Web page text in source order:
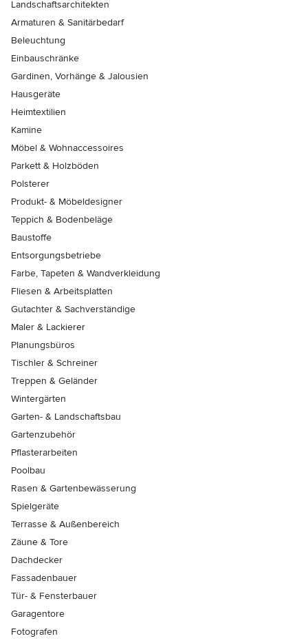
Landschaftsarchitekten
Armaturen & Sanitärbedarf
Beleuchtung
Einbauschränke
Gardinen, Vorhänge & Jalousien
Hausgeräte
Heimtextilien
Kamine
Möbel & Wohnaccessoires
Parkett & Holzböden
Polsterer
Produkt- & Möbeldesigner
Teppich & Bodenbeläge
Baustoffe
Entsorgungsbetriebe
Farbe, Tapeten & Wandverkleidung
Fliesen & Arbeitsplatten
Gutachter & Sachverständige
Maler & Lackierer
Planungsbüros
Tischler & Schreiner
Treppen & Geländer
Wintergärten
Garten- & Landschaftsbau
Gartenzubehör
Pflasterarbeiten
Poolbau
Rasen & Gartenbewässerung
Spielgeräte
Terrasse & Außenbereich
Zäune & Tore
Dachdecker
Fassadenbauer
Tür- & Fensterbauer
Garagentore
Fotografen